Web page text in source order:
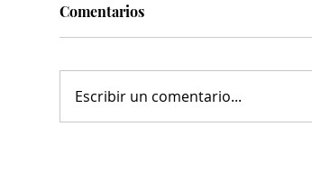
Comentarios
Escribir un comentario...